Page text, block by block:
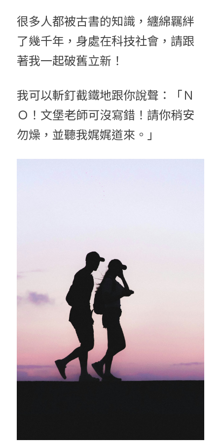
很多人都被古書的知識，纏綿羈絆
了幾千年，身處在科技社會，請跟
著我一起破舊立新！
我可以斬釘截鐵地跟你說聲：「Ｎ
Ｏ！文堡老師可沒寫錯！請你稍安
勿燥，並聽我娓娓道來。」